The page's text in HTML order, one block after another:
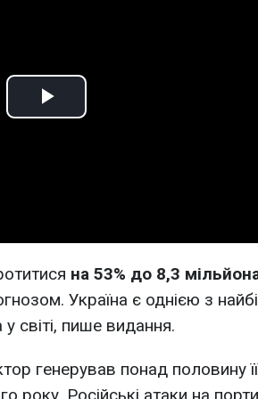
Play
на 53% до 8,3
Україна є однією з
світі, пише видання.
генерував понад половину її